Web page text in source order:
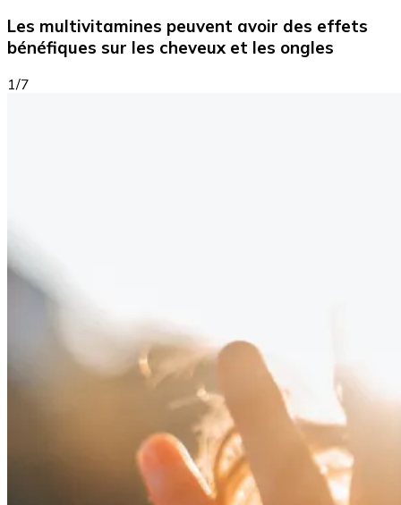
Les multivitamines peuvent avoir des effets
bénéfiques sur les cheveux et les ongles
1/7